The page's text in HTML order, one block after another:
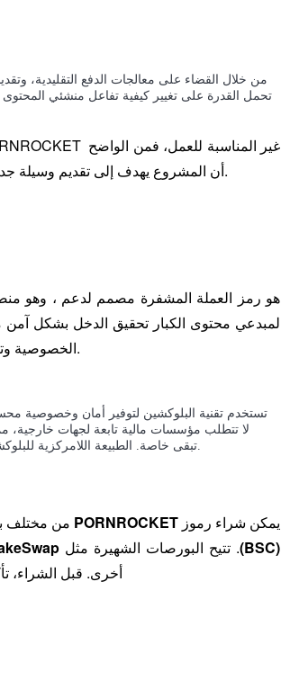
من خلال القضاء على معالجات الدفع التقليدية،
تحمل القدرة على تغيير كيفية تفاعل منشئي
أن المشروع يهدف إلى تقديم وسيلة جديدة وأكثر أمانًا ولامركزية لتحقيق الربح من المحتوى البالغ واستهلاكه.
هو رمز العملة المشفرة مصمم لدعم
الخصوصية وتقليل الرسوم المرتفعة التي عادةً ما تفرضها معالجات الدفع التقليدية.
تبقى خاصة. الطبيعة اللامركزية للبلوكشين تساعد أيضاً في حماية المحتوى من السرقة أو الاستنساخ غير المصرح به.
يمكن شراء رموز PORNROCKET من مختلف
(BSC). تتيح البورصات الشهيرة مثل
أخرى. قبل الشراء،